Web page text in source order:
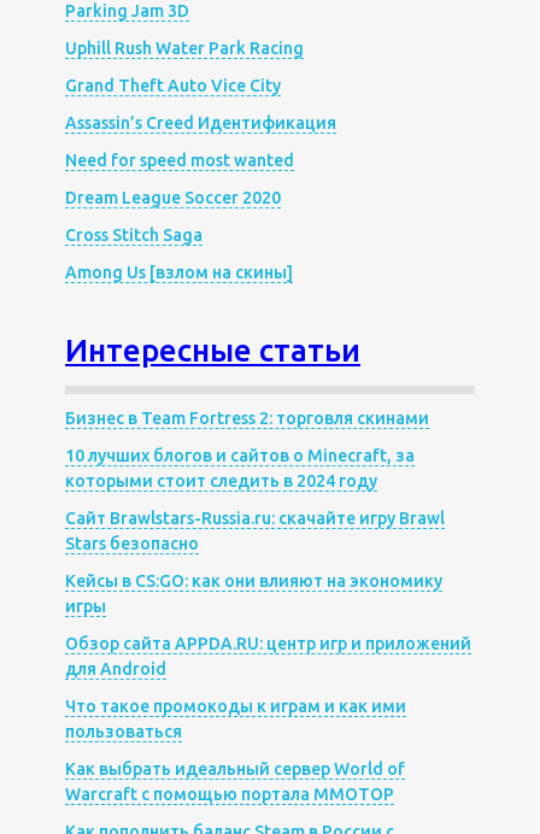
Parking Jam 3D
Uphill Rush Water Park Racing
Grand Theft Auto Vice City
Assassin’s Creed Идентификация
Need for speed most wanted
Dream League Soccer 2020
Cross Stitch Saga
Among Us [взлом на скины]
Интересные статьи
Бизнес в Team Fortress 2: торговля скинами
10 лучших блогов и сайтов о Minecraft, за
которыми стоит следить в 2024 году
Сайт Brawlstars-Russia.ru: скачайте игру Brawl
Stars безопасно
Кейсы в CS:GO: как они влияют на экономику
игры
Обзор сайта APPDA.RU: центр игр и приложений
для Android
Что такое промокоды к играм и как ими
пользоваться
Как выбрать идеальный сервер World of
Warcraft с помощью портала MMOTOP